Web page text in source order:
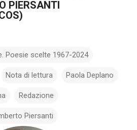
PIERSANTI
Poesie scelte 1967-2024
Nota di lettura Paola Deplano
Redazione
Piersanti